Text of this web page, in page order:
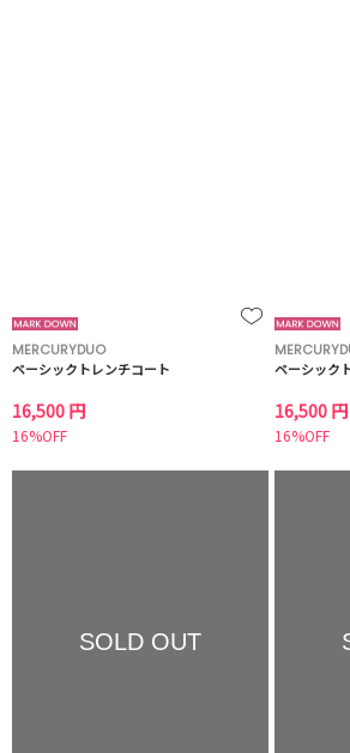
MERCURYDUO
ベーシックトレンチコート
16,500 円
16%OFF
ベーシック
16,500 円
16%OFF
SOLD OUT